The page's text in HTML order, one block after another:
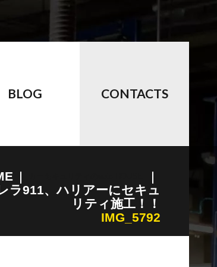
BLOG CONTACTS
ラ911、ハリアーにセキュ
リティ施工！！
IMG_5792